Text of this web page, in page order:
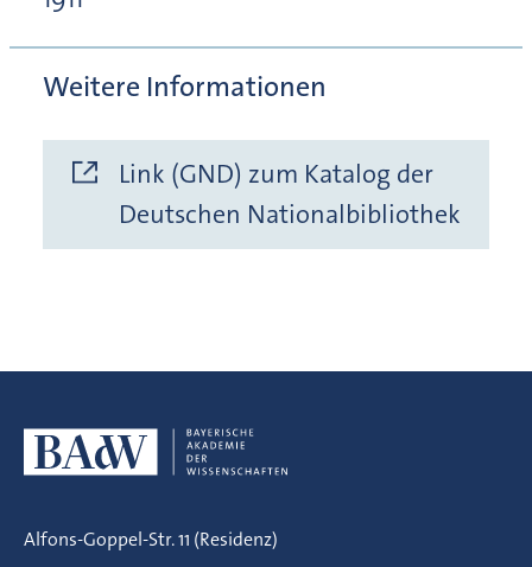
Weitere Informationen
Link (GND) zum Katalog der
Deutschen Nationalbibliothek
Alfons-Goppel-Str. 11 (Residenz)